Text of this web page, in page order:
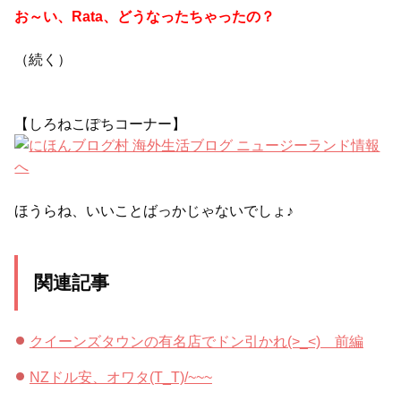
お～い、Rata、どうなったちゃったの？
（続く）
【しろねこぽちコーナー】
ほうらね、いいことばっかじゃないでしょ♪
関連記事
クイーンズタウンの有名店でドン引かれ(>_<) 前編
NZドル安、オワタ(T_T)/~~~